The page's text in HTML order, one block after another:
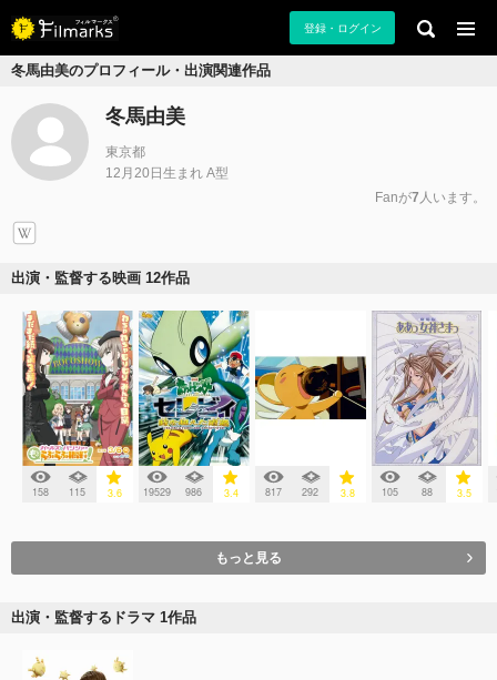
登録・ログイン
冬馬由美のプロフィール・出演関連作品
冬馬由美
東京都
12月20日生まれ A型
Fanが7 人います。
出演・監督する映画 12作品
158 115 3.6 19529 986 3.4 817 292 3.8 105 88 3.5
もっと見る
出演・監督するドラマ 1作品